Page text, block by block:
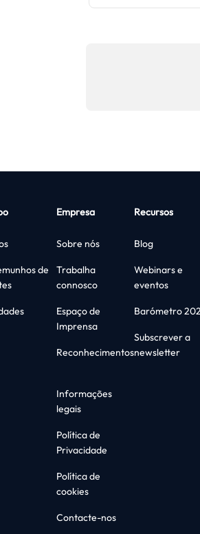
de
Empresa
Sobre nós
Trabalha
connosco
Espaço de
Imprensa
Reconhecimentos
Informações
legais
Política de
Privacidade
Política de
cookies
Contacte-nos
Recursos
Blog
Webinars e
eventos
Barómetro
Subscrever a
newsletter